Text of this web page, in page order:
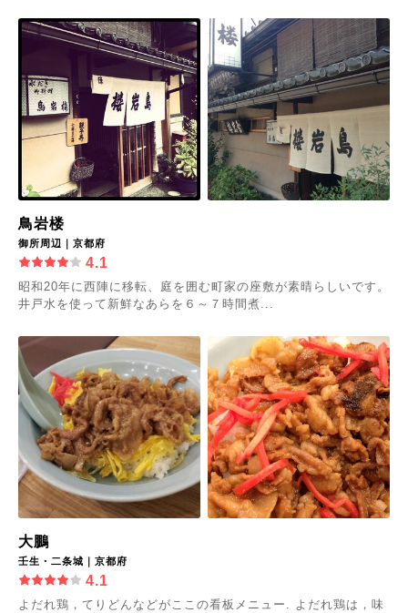
鳥岩楼
御所周辺｜京都府
4.1
昭和20年に西陣に移転、庭を囲む町家の座敷が素晴らしいです。
井戸水を使って新鮮なあらを６～７時間煮...
大鵬
壬生・二条城｜京都府
4.1
よだれ鶏，てりどんなどがここの看板メニュー. よだれ鶏は，味